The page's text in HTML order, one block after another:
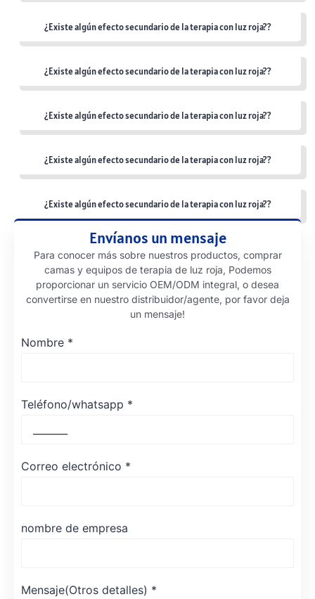
¿Existe algún efecto secundario de la terapia con luz roja??
¿Existe algún efecto secundario de la terapia con luz roja??
¿Existe algún efecto secundario de la terapia con luz roja??
¿Existe algún efecto secundario de la terapia con luz roja??
¿Existe algún efecto secundario de la terapia con luz roja??
Envíanos un mensaje
Para conocer más sobre nuestros productos, comprar
camas y equipos de terapia de luz roja, Podemos
proporcionar un servicio OEM/ODM integral, o desea
convertirse en nuestro distribuidor/agente, por favor deja
un mensaje!
Nombre *
Teléfono/whatsapp *
Correo electrónico *
nombre de empresa
Mensaje(Otros detalles) *